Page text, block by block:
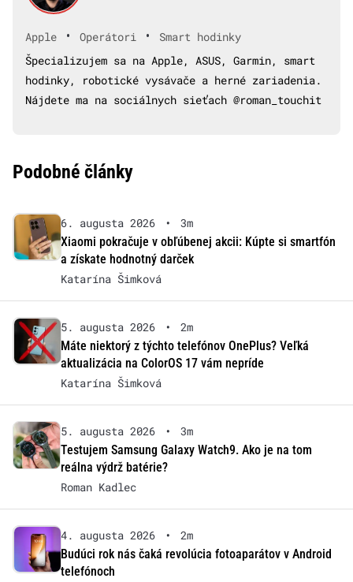
Apple • Operátori •
Smart hodinky
Špecializujem sa na Apple, ASUS, Garmin, smart
hodinky, robotické vysávače a herné zariadenia.
Nájdete ma na sociálnych sieťach @roman_touchit
Podobné články
6. augusta 2026 •
3m
Xiaomi pokračuje v obľúbenej akcii: Kúpte si smartfón
a získate hodnotný darček
Katarína Šimková
5. augusta 2026 •
2m
Máte niektorý z týchto telefónov OnePlus? Veľká
aktualizácia na ColorOS 17 vám nepríde
Katarína Šimková
5. augusta 2026 •
3m
Testujem Samsung Galaxy Watch9. Ako je na tom
reálna výdrž batérie?
Roman Kadlec
4. augusta 2026 •
2m
Budúci rok nás čaká revolúcia fotoaparátov v Android
telefónoch